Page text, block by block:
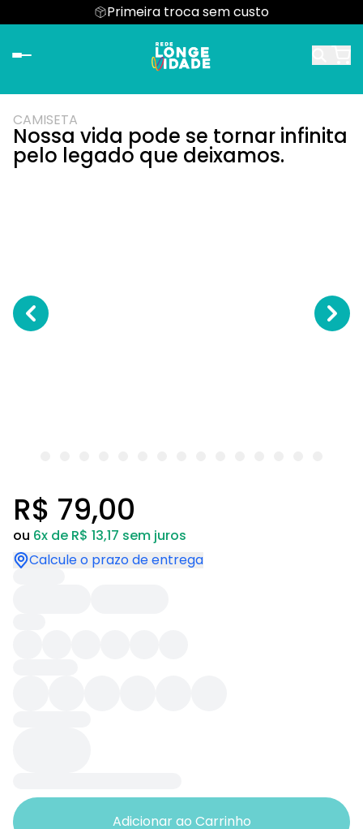
Primeira troca sem custo
CAMISETA
Nossa vida pode se tornar infinita
pelo legado que deixamos.
R$ 79,00
ou 6x de R$ 13,17 sem juros
Calcule o prazo de entrega
Adicionar ao Carrinho